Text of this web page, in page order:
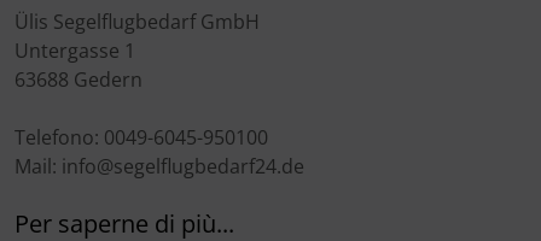
Ülis Segelflugbedarf GmbH
Untergasse 1
63688 Gedern
Telefono: 0049-6045-950100
Mail: info@segelflugbedarf24.de
Per saperne di più...
Tubi, connettori....
Ugelli / sonde
Viti, dadi & co.